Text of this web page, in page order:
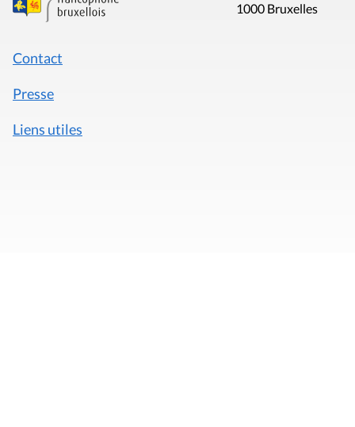
1000 Bruxelles
Contact
Presse
Liens utiles